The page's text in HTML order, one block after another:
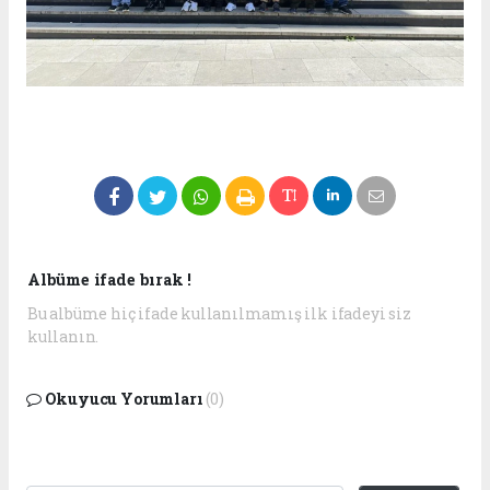
Albüme ifade bırak !
Bu albüme hiç ifade kullanılmamış ilk ifadeyi siz
kullanın.
Okuyucu Yorumları (0)